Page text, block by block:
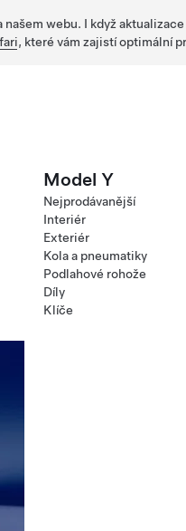
webu. I když
, které vám zajistí optimální
Model Y
Nejprodávanější
Interiér
Exteriér
Kola a pneumatiky
Podlahové rohože
Díly
Klíče